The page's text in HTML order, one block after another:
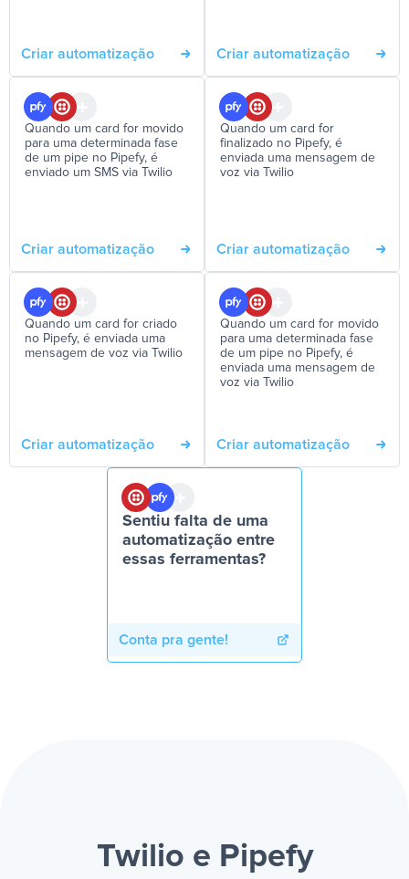
Criar automatização Criar automatização
Quando um card for movido
para uma determinada fase
de um pipe no Pipefy, é
enviado um SMS via Twilio
Criar automatização
Quando um card for
finalizado no Pipefy, é
enviada uma mensagem de
voz via Twilio
Criar automatização
Quando um card for criado
no Pipefy, é enviada uma
mensagem de voz via Twilio
Criar automatização
Quando um card for movido
para uma determinada fase
de um pipe no Pipefy, é
enviada uma mensagem de
voz via Twilio
Criar automatização
Sentiu falta de uma
automatização entre
essas ferramentas?
Conta pra gente!
Twilio e Pipefy